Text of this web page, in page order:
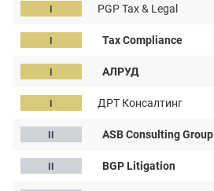
PGP Tax & Legal
Tax Compliance
АЛРУД
ДРТ Консалтинг
ASB Consulting Group
BGP Litigation